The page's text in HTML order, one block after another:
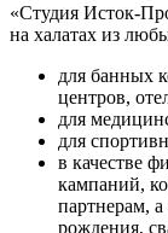
«Студия Исток-
на халатах из
для банных
центров,
для
для
в качестве
кампаний,
партнерам,
рождения,